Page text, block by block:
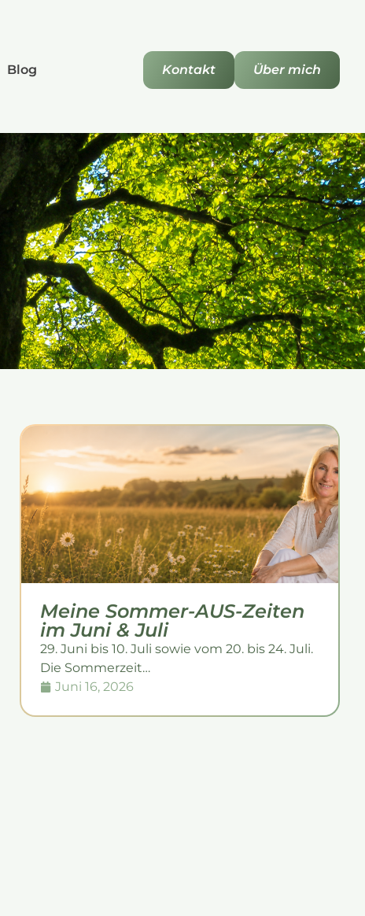
Blog Kontakt Über mich
Meine Sommer-AUS-Zeiten
im Juni & Juli
29. Juni bis 10. Juli sowie vom 20. bis 24. Juli.
Die Sommerzeit…
Juni 16, 2026